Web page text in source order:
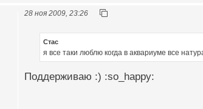
28 ноя 2009, 23:26
Стас
я все таки люблю когда в аквариуме все
Поддерживаю :) :so_happy: